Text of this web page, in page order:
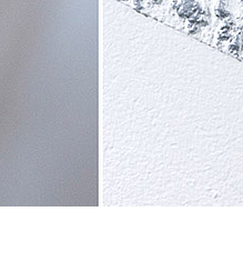
Menuplan Mensa
Anmeldung und Zulassung